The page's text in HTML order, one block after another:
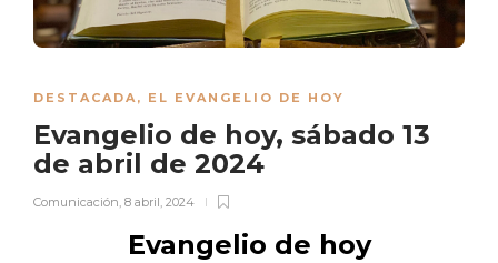
DESTACADA, EL EVANGELIO DE HOY
Evangelio de hoy, sábado 13
de abril de 2024
Comunicación, 8 abril, 2024
Evangelio de hoy